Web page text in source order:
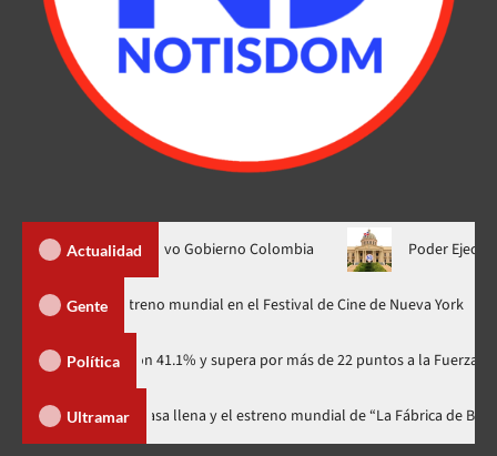
Actualidad
mm nuevo Gobierno Colombia Poder Ejecutivo
Gente
Minus Zero» tendrá su estreno mundial en el Festival de Cine de
Política
con 41.1% y supera por más de 22 puntos a la Fuerza del Pueblo
Ultramar
celebra 15 años con una gala a casa llena y el estreno mundial de “La